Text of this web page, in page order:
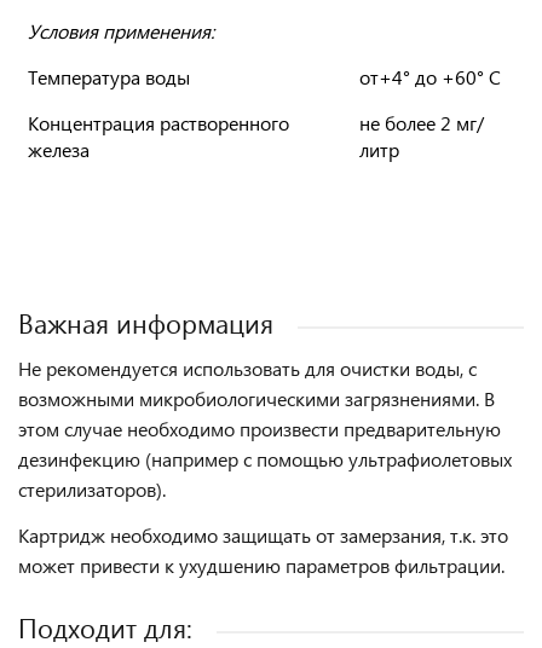
Условия применения:
Температура воды
от+4° до +60° С
Концентрация растворенного
железа
не более 2 мг/
литр
Важная информация
Не рекомендуется использовать для очистки воды, с
возможными микробиологическими загрязнениями. В
этом случае необходимо произвести предварительную
дезинфекцию (например с помощью ультрафиолетовых
стерилизаторов).
Картридж необходимо защищать от замерзания, т.к. это
может привести к ухудшению параметров фильтрации.
Подходит для: